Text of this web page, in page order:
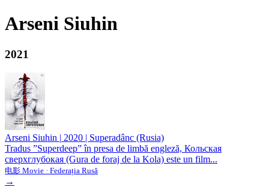
Arseni Siuhin
2021
Arseni Siuhin | 2020 | Superadânc (Rusia)
Tradus ”Superdeep” în presa de limbă engleză, Кольская
сверхглубокая (Gura de foraj de la Kola) este un film...
电影 Movie · Federația Rusă
→